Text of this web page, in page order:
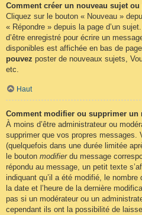
Comment créer un nouveau sujet
Cliquez sur le bouton « Nouveau »
« Répondre » depuis la page d’un
d’être enregistré pour écrire un
disponibles est affichée en bas de
pouvez poster de nouveaux sujets,
etc.
Haut
Comment modifier ou supprimer un
À moins d’être administrateur ou
supprimer que vos propres messages.
(quelquefois dans une durée limitée
le bouton modifierdu message
répondu au message, un petit texte
indiquant qu’il a été modifié, le
la date et l’heure de la dernière
pas si un modérateur ou un
cependant ils ont la possibilité de